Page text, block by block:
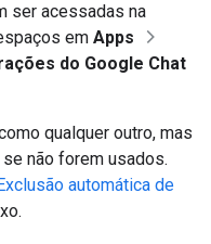
ser acessadas na
em Apps
do Google Chat
qualquer outro, mas
não forem usados.
automática de